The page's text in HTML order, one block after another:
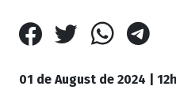
01 de August de 2024 |